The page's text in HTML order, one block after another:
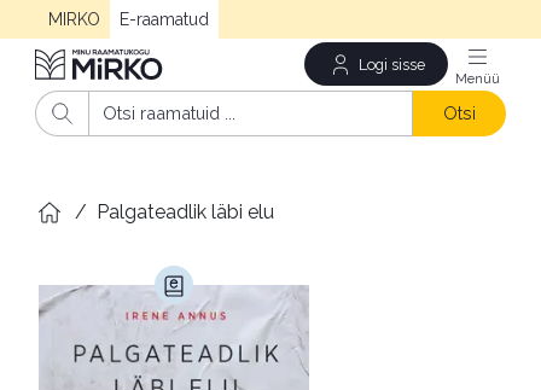
MIRKO E-raamatud
Logi sisse
Otsi
/ Palgateadlik läbi elu